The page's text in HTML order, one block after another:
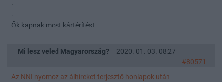
.
.
Ők kapnak most kártérítést.
Mi lesz veled Magyarország?
2020. 01. 03. 08:27
#80571
Az NNI nyomoz az álhíreket terjesztő honlapok után